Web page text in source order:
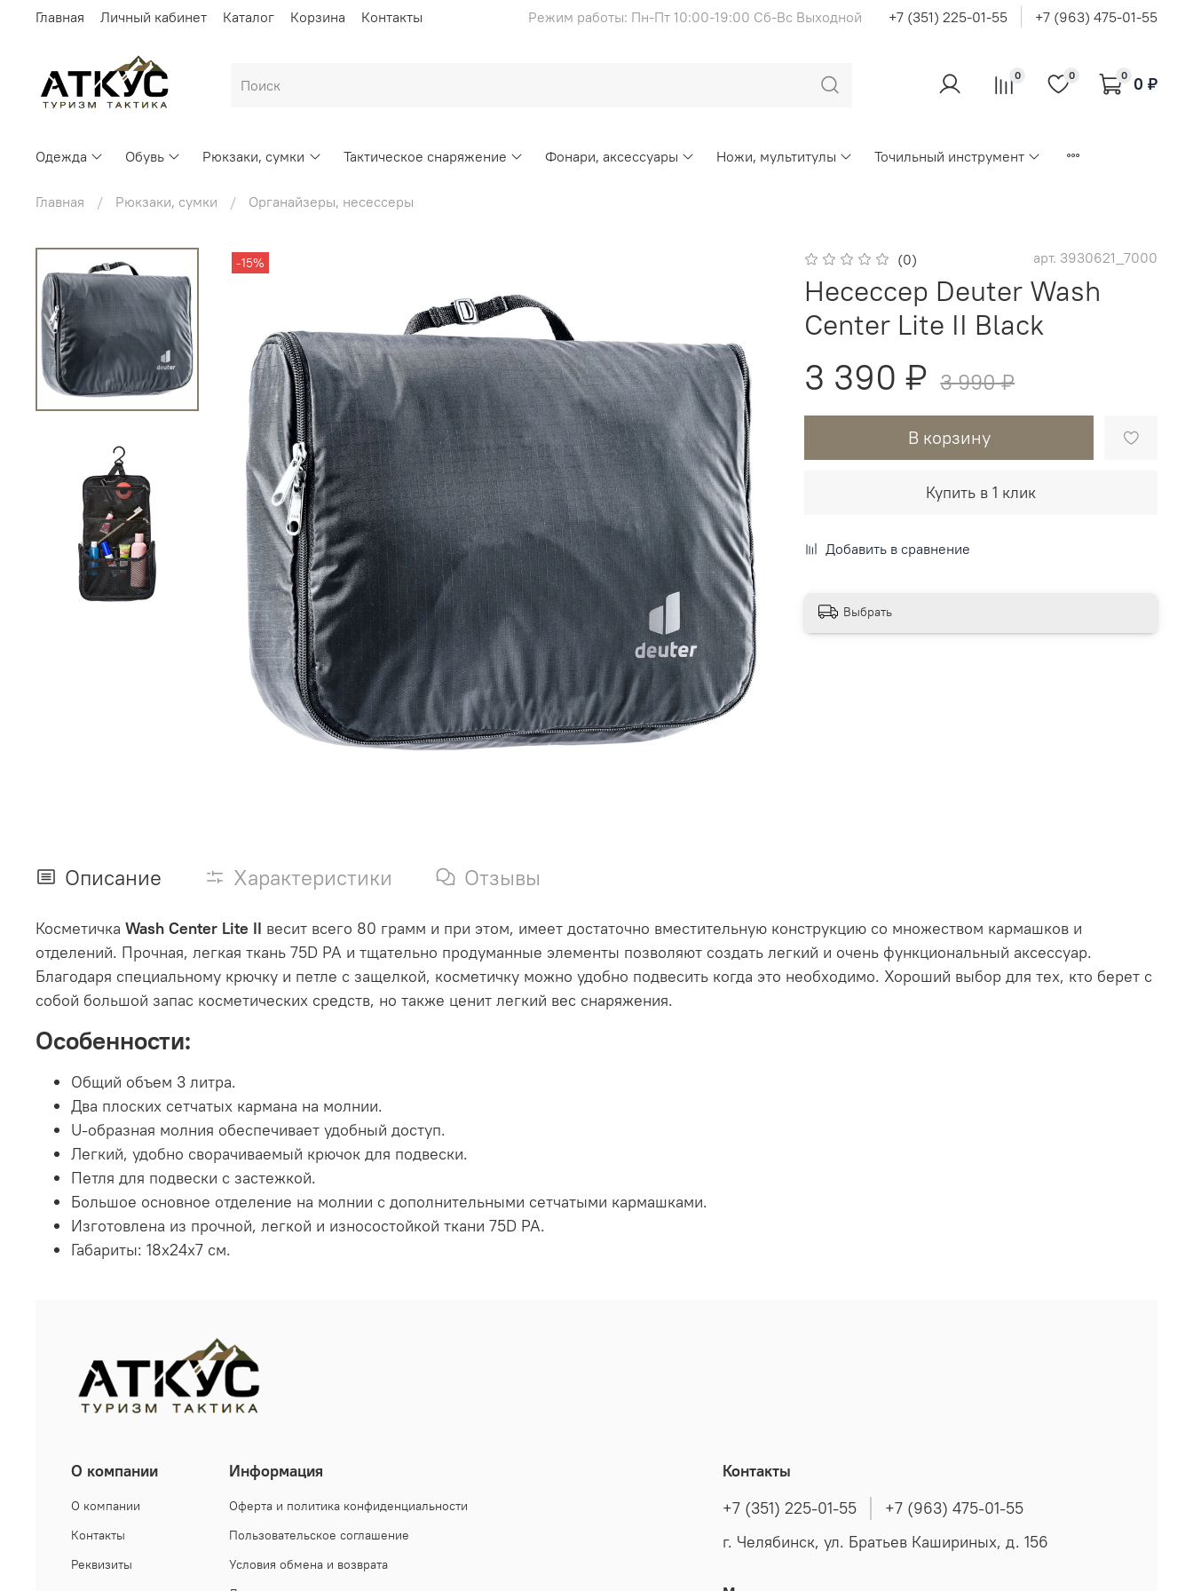
Главная Личный кабинет Каталог Корзина Контакты Режим работы: Пн-Пт 10:00-19:00 Сб-Вс Выходной +7 (351) 225-01-55 +7 (963) 475-01-55
0 0 0 0 ₽
Одежда Обувь Рюкзаки, сумки Тактическое снаряжение Фонари, аксессуары Ножи, мультитулы Точильный инструмент
Главная Рюкзаки, сумки Органайзеры, несессеры
-15% (0) арт. 3930621_7000
Несессер Deuter Wash
Center Lite II Black
3 390 ₽ 3 990 ₽
В корзину
Купить в 1 клик
Добавить в сравнение
Выбрать
Описание Характеристики Отзывы
Косметичка Wash Center Lite II весит всего 80 грамм и при этом, имеет достаточно вместительную конструкцию со множеством кармашков и
отделений. Прочная, легкая ткань 75D PA и тщательно продуманные элементы позволяют создать легкий и очень функциональный аксессуар.
Благодаря специальному крючку и петле с защелкой, косметичку можно удобно подвесить когда это необходимо. Хороший выбор для тех, кто берет с
собой большой запас косметических средств, но также ценит легкий вес снаряжения.
Особенности:
Общий объем 3 литра.
Два плоских сетчатых кармана на молнии.
U-образная молния обеспечивает удобный доступ.
Легкий, удобно сворачиваемый крючок для подвески.
Петля для подвески с застежкой.
Большое основное отделение на молнии с дополнительными сетчатыми кармашками.
Изготовлена из прочной, легкой и износостойкой ткани 75D PA.
Габариты: 18x24x7 см.
О компании
О компании
Контакты
Реквизиты
Информация
Оферта и политика конфиденциальности
Пользовательское соглашение
Условия обмена и возврата
Контакты
+7 (351) 225-01-55
+7 (963) 475-01-55
г. Челябинск, ул. Братьев Кашириных, д. 156